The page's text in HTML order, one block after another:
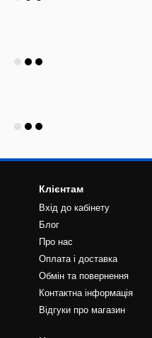
Клієнтам
Вхід до кабінету
Блог
Про нас
Оплата і доставка
Обмін та повернення
Контактна інформація
Відгуки про магазин